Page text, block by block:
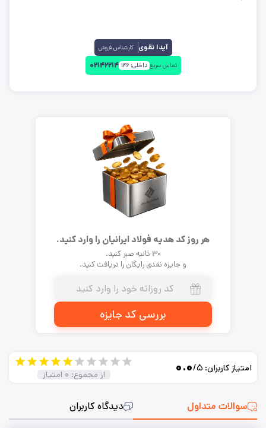
آیدا نقوی کارشناس فروش
تماس سریع داخلی:۱۴۶ ۰۲۱۴۲۲۱۴
هر روز کد هدیه فولاد ایرانیان را وارد کنید.
۳۰ ثانیه صبر کنید.
و جایزه نقدی رایگان را دریافت کنید.
بررسی کد جایزه
سوالات متداول دیدگاه کاربران
امتیاز کاربران: ۰.۰/۵
از مجموع: ۰ امتیاز